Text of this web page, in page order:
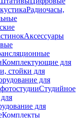
Радиочасы,
Аксессуары
Комплектующие для
стойки для
для
Студийное
для
Комплекты